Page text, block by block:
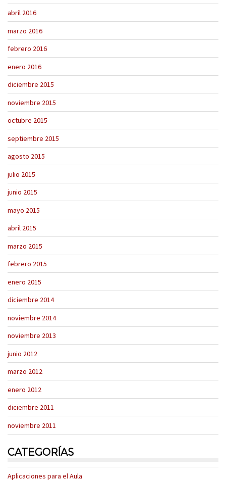
abril 2016
marzo 2016
febrero 2016
enero 2016
diciembre 2015
noviembre 2015
octubre 2015
septiembre 2015
agosto 2015
julio 2015
junio 2015
mayo 2015
abril 2015
marzo 2015
febrero 2015
enero 2015
diciembre 2014
noviembre 2014
noviembre 2013
junio 2012
marzo 2012
enero 2012
diciembre 2011
noviembre 2011
CATEGORÍAS
Aplicaciones para el Aula